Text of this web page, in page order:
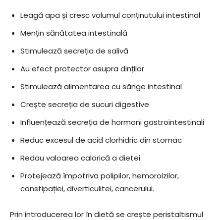
Leagă apa și cresc volumul conținutului intestinal
Mențin sănătatea intestinală
Stimulează secreția de salivă
Au efect protector asupra dinților
Stimulează alimentarea cu sânge intestinal
Crește secreția de sucuri digestive
Influențează secreția de hormoni gastrointestinali
Reduc excesul de acid clorhidric din stomac
Redau valoarea calorică a dietei
Protejează împotriva polipilor, hemoroizilor,
constipației, diverticulitei, cancerului.
Prin introducerea lor în dietă se crește peristaltismul